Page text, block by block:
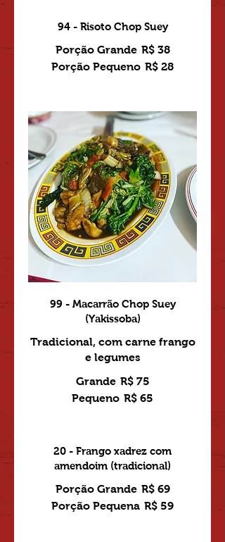
94 - Risoto Chop Suey
Porção Grande R$ 38
Porção Pequeno R$ 28
99 - Macarrão Chop Suey
(Yakissoba)
Tradicional, com carne frango
e legumes
Grande R$ 75
Pequeno R$ 65
20 - Frango xadrez com
amendoim (tradicional)
Porção Grande R$ 69
Porção Pequena R$ 59